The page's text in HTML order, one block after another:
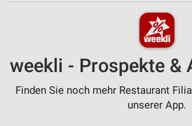
weekli - Prospekte &
Finden Sie noch mehr Restaurant
unserer App.